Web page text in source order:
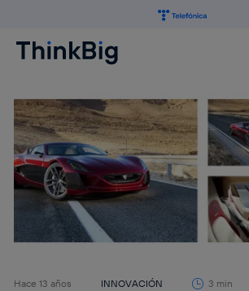
Hace 13 años INNOVACIÓN 3 min